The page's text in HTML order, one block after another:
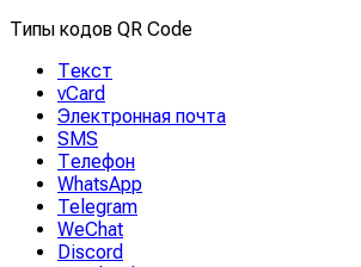
Типы кодов QR Code
Текст
vCard
Электронная почта
SMS
Телефон
WhatsApp
Telegram
WeChat
Discord